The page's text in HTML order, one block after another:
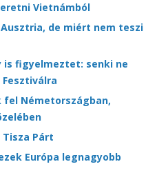
Vietnámból
de miért nem teszi
is figyelmeztet: senki ne
fel Németországban,
Párt
Európa legnagyobb